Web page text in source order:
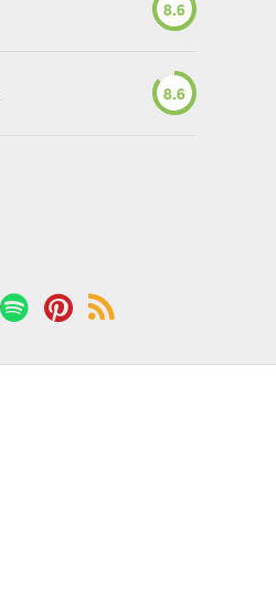
8.6
8.6